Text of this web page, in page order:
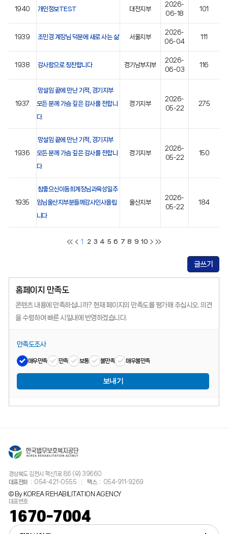
1940 개인정보TEST 대전지부
2026-
06-18
101
1939 조민경 계장님 덕분에 새로 사는 삶 서울지부
2026-
06-04
111
1938 감사함으로 칭찬합니다 경기남부지부
2026-
06-03
116
1937
망설임 끝에 만난 기적, 경기지부
모든 분께 가슴 깊은 감사를 전합니
다.
경기지부
2026-
05-22
275
1936
망설임 끝에 만난 기적, 경기지부
모든 분께 가슴 깊은 감사를 전합니
다
경기지부
2026-
05-22
150
1935
참좋으신이동희계장님과육성일주
임님울산지부분들께감사인사올립
니다
울산지부
2026-
05-22
184
1 2 3 4 5 6 7 8 9 10
글쓰기
홈페이지 만족도
콘텐츠 내용에 만족하십니까? 현재 페이지의 만족도를 평가해 주십시오. 의견
을 수렴하여 빠른 시일내에 반영하겠습니다.
만족도조사
매우만족 만족 보통 불만족 매우불만족
보내기
경상북도 김천시 혁신1로 86 (우) 39660
대표전화
054-421-0555 팩스 054-911-9269
© By KOREA REHABILITATION AGENCY
대표번호
1670-7004